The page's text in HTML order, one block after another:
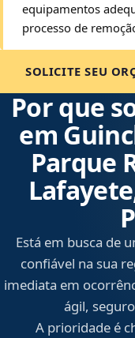
equipamentos
processo de
SOLICITE SEU
Por que
em
Parque
Está em busca de
confiável na sua
imediata em
ágil,
A prioridade é